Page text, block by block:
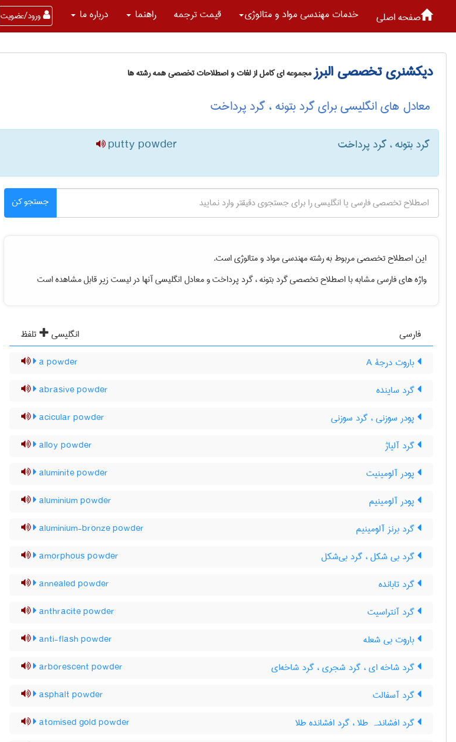
صفحه اصلی خدمات مهندسی مواد و متالوژی قیمت ترجمه راهنما درباره ما ورود/عضویت
دیکشنری تخصصی البرزمجموعه ای کامل از لغات و اصطلاحات تخصصی همه رشته ها
معادل های انگلیسی برای گرد بتونه ، گرد پرداخت
گرد بتونه ، گرد پرداخت putty powder
جستجو کن
این اصطلاح تخصصی مربوط به رشتهمهندسی مواد و متالوژیاست.
واژه های فارسی مشابه با اصطلاح تخصصیگرد بتونه ، گرد پرداختو معادل انگلیسی آنها در لیست زیر قابل مشاهده است
فارسی انگلیسی
تلفظ
باروت درجۀ A
a powder
گرد ساینده abrasive powder
پودر سوزنی ، گرد سوزنی acicular powder
گرد آلیاژ alloy powder
پودر آلومینیت aluminite powder
پودر آلومینیم aluminium powder
گرد برنز آلومینیم aluminium-bronze powder
گرد بی شکل ، گرد بی‌شکل amorphous powder
گرد تابانده annealed powder
گرد آنتراسیت anthracite powder
باروت بی شعله anti-flash powder
گرد شاخه ای ، گرد شجری ، گرد شاخه‌ای arborescent powder
گرد آسفالت asphalt powder
گرد افشاندہ طلا ، گرد افشانده طلا atomised gold powder